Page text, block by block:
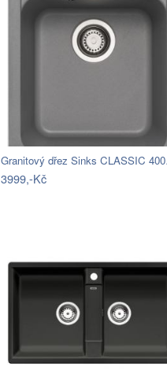
Granitový dřez Sinks CLASSIC
3999,-Kč